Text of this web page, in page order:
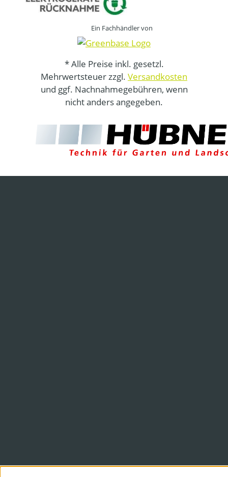
Ein Fachhändler von
* Alle Preise inkl. gesetzl.
Mehrwertsteuer zzgl. Versandkosten
und ggf. Nachnahmegebühren, wenn
nicht anders angegeben.